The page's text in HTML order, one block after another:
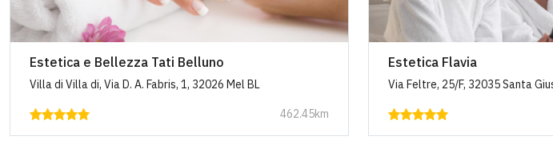
Estetica e Bellezza Tati Belluno
Villa di Villa di, Via D. A. Fabris, 1, 32026 Mel BL
462.45km
Estetica Flavia
Via Feltre, 25/F, 32035 Santa